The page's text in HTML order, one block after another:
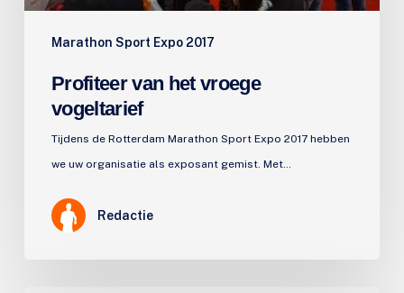
Marathon Sport Expo 2017
Profiteer van het vroege
vogeltarief
Tijdens de Rotterdam Marathon Sport Expo 2017 hebben
we uw organisatie als exposant gemist. Met…
Redactie